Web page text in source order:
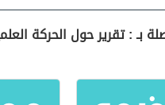
بـ : تقرير حول الحركة